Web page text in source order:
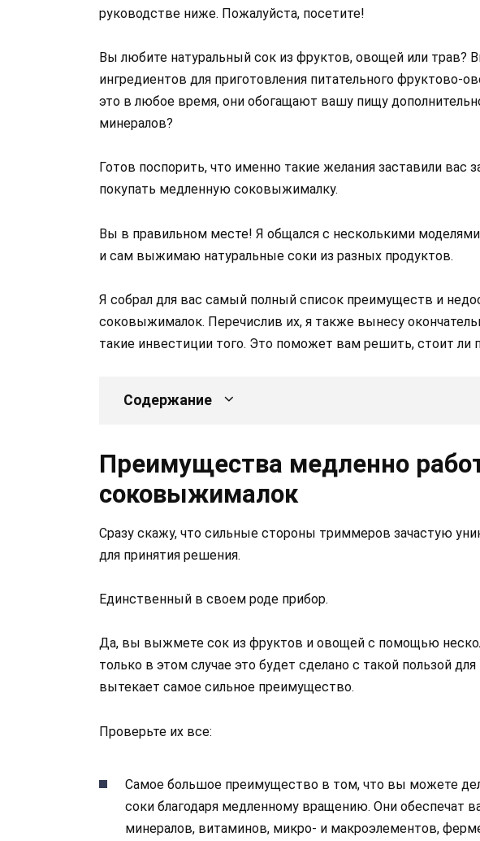
руководстве ниже. Пожалуйста, посетите!
Вы любите натуральный сок из фруктов, овощей или трав?
ингредиентов для приготовления питательного фруктово-
это в любое время, они обогащают вашу пищу
минералов?
Готов поспорить, что именно такие желания заставили вас
покупать медленную соковыжималку.
Вы в правильном месте! Я общался с несколькими
и сам выжимаю натуральные соки из разных продуктов.
Я собрал для вас самый полный список преимуществ и
соковыжималок. Перечислив их, я также вынесу
такие инвестиции того. Это поможет вам решить, стоит ли
Содержание
Преимущества медленно
соковыжималок
Сразу скажу, что сильные стороны триммеров зачастую
для принятия решения.
Единственный в своем роде прибор.
Да, вы выжмете сок из фруктов и овощей с помощью
только в этом случае это будет сделано с такой пользой
вытекает самое сильное преимущество.
Проверьте их все:
Самое большое преимущество в том, что вы можете
соки благодаря медленному вращению. Они обеспечат
минералов, витаминов, микро- и макроэлементов,